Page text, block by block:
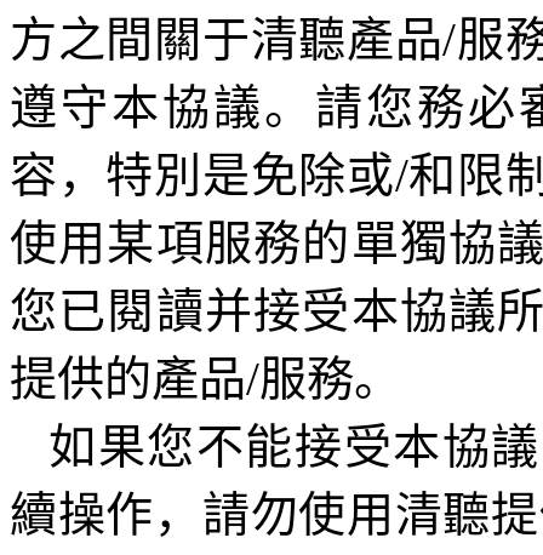
方之間關于清聽產品/服
遵守本協議。請您務必
容，特別是免除或/和限
使用某項服務的單獨協
您已閱讀并接受本協議
提供的產品/服務。
如果您不能接受本協
續操作，請勿使用清聽